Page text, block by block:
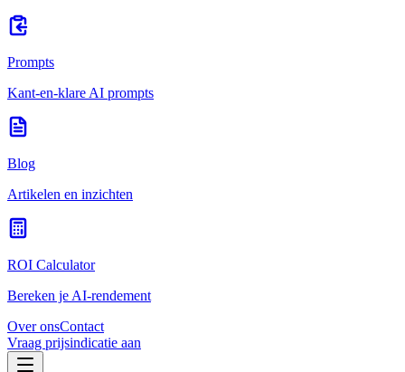
Prompts
Kant-en-klare AI prompts
Blog
Artikelen en inzichten
ROI Calculator
Bereken je AI-rendement
Over onsContact
Vraag prijsindicatie aan